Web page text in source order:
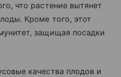
что растение вытянет
Кроме того, этот
защищая посадки
качества плодов и